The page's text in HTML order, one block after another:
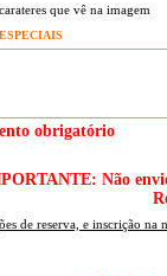
que vê na imagem
obrigatório
Não
de reserva, e inscrição na